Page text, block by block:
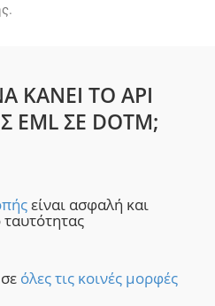
ΚΆΝΕΙ ΤΟ API
ΣΕ DOTM;
είναι ασφαλή και
όλες τις κοινές μορφές